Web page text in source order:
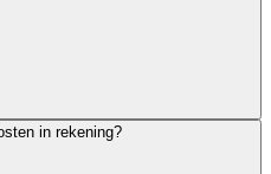
in rekening?